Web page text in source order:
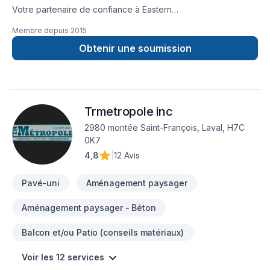
Votre partenaire de confiance à Eastern
Ambiance Design Sim Art, spécialiste de Arbres et haies,
Béton, Calfeutrage, Carrelage, Crépis, Cuisine, Démolition,
Drain français, Excavation, Excavation intérieur, Fissures,
Tourbe, Transport, prêt à concrétiser vos projets les plus
ambitieux. Nous privilégions la transparence, l'écoute et
l'efficacité pour bâtir des relations de confiance avec nos
clients. Parlons de votre projet aujourd'hui et voyons
comment nous pouvons vous aider.
Membre depuis 2015
Obtenir une soumission
Trmetropole inc
2980 montée Saint-François, Laval, H7C
0K7
4,8
12 Avis
Pavé-uni Aménagement paysager
Aménagement paysager - Béton
Balcon et/ou Patio (conseils matériaux)
Voir les 12 services